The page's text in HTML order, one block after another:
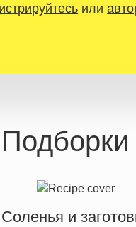
или
Подборки
Соленья и